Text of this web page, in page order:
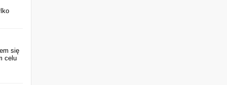
się
celu